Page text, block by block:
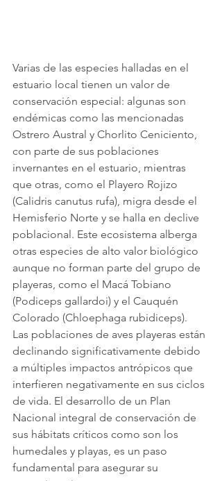
Varias de las especies halladas en el
estuario local tienen un valor de
conservación especial: algunas son
endémicas como las mencionadas
Ostrero Austral y Chorlito Ceniciento,
con parte de sus poblaciones
invernantes en el estuario, mientras
que otras, como el Playero Rojizo
(Calidris canutus rufa), migra desde el
Hemisferio Norte y se halla en declive
poblacional. Este ecosistema alberga
otras especies de alto valor biológico
aunque no forman parte del grupo de
playeras, como el Macá Tobiano
(Podiceps gallardoi) y el Cauquén
Colorado (Chloephaga rubidiceps).
Las poblaciones de aves playeras están
declinando significativamente debido
a múltiples impactos antrópicos que
interfieren negativamente en sus ciclos
de vida. El desarrollo de un Plan
Nacional integral de conservación de
sus hábitats críticos como son los
humedales y playas, es un paso
fundamental para asegurar su